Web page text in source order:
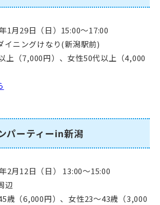
1月29日（日）15:00～17:00
イニングけなり(新潟駅前)
上（7,000円）、女性50代以上（4,000
パーティーin新潟
2月12日（日） 13:00～15:00
辺
歳（6,000円）、女性23～43歳（3,000